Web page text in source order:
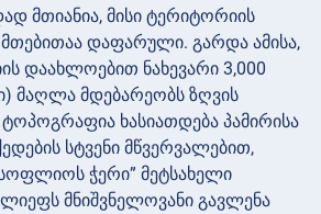
მთიანია, მისი ტერიტორიის
დაფარული. გარდა ამისა,
დაახლოებით ნახევარი 3,000
მაღლა მდებარეობს ზღვის
ხასიათდება პამირისა
სტვენი მწვერვალებით,
ჭერი” მეტსახელი
მნიშვნელოვანი გავლენა